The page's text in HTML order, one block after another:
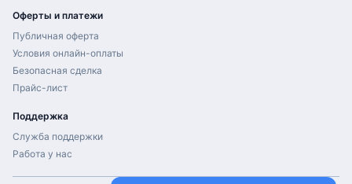
Оферты и платежи
Публичная оферта
Условия онлайн-оплаты
Безопасная сделка
Прайс-лист
Поддержка
Служба поддержки
Работа у нас